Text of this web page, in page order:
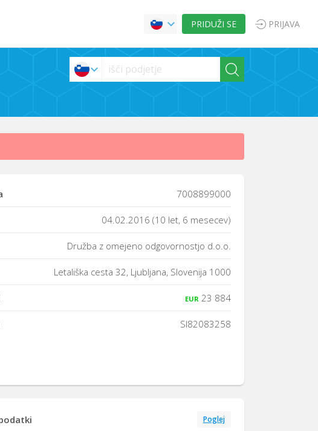
PRIDUŽI SE PRIJAVA
7008899000
04.02.2016 (10 let, 6 mesecev)
Družba z omejeno odgovornostjo d.o.o.
Letališka cesta 32, Ljubljana, Slovenija 1000
EUR 23 884
SI82083258
Poglej